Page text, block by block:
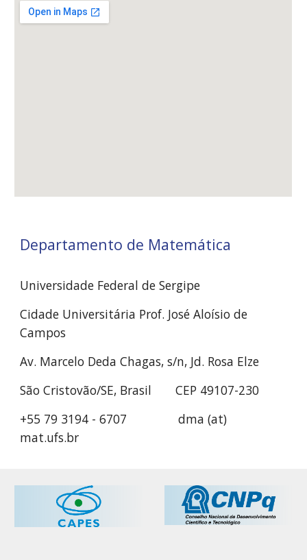
Departamento de Matemática
Universidade Federal de Sergipe
Cidade Universitária Prof. José Aloísio de
Campos
Av. Marcelo Deda Chagas, s/n, Jd. Rosa Elze
São Cristovão/SE, Brasil CEP 49107-230
+55 79 3194 - 6707 dma (at)
mat.ufs.br